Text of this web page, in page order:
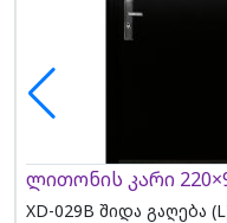
ლითონის კარი
XD-029B შიდა გაღება